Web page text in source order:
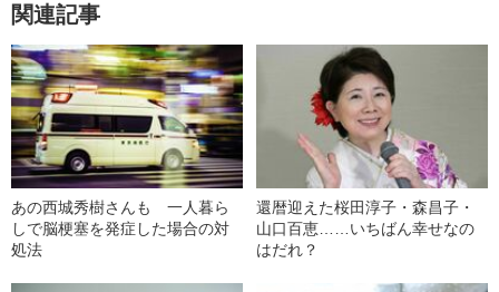
関連記事
あの西城秀樹さんも 一人暮ら
しで脳梗塞を発症した場合の対
処法
還暦迎えた桜田淳子・森昌子・
山口百恵……いちばん幸せなの
はだれ？